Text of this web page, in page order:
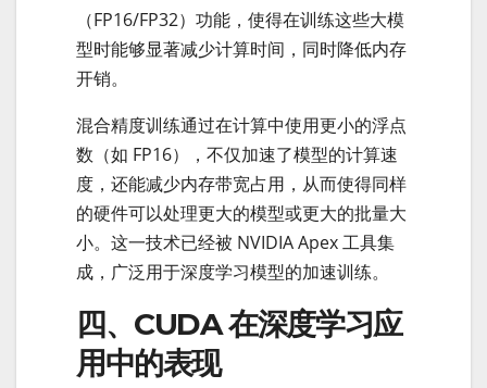
（FP16/FP32）功能，使得在训练这些大模
型时能够显著减少计算时间，同时降低内存
开销。
混合精度训练通过在计算中使用更小的浮点
数（如 FP16），不仅加速了模型的计算速
度，还能减少内存带宽占用，从而使得同样
的硬件可以处理更大的模型或更大的批量大
小。这一技术已经被 NVIDIA Apex 工具集
成，广泛用于深度学习模型的加速训练。
四、CUDA 在深度学习应
用中的表现